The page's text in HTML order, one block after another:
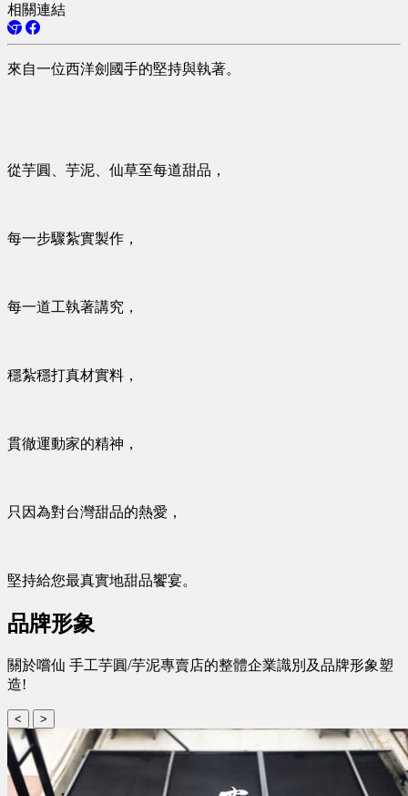
相關連結
來自一位西洋劍國手的堅持與執著。
從芋圓、芋泥、仙草至每道甜品，
每一步驟紮實製作，
每一道工執著講究，
穩紮穩打真材實料，
貫徹運動家的精神，
只因為對台灣甜品的熱愛，
堅持給您最真實地甜品饗宴。
品牌形象
關於嚐仙 手工芋圓/芋泥專賣店的整體企業識別及品牌形象塑
造!
< >